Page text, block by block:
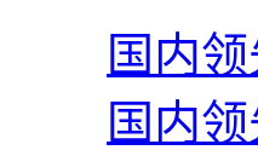
国内
国内